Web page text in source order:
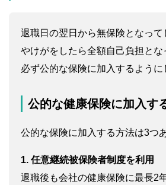
退職日の翌日から無保険となっ
やけがをしたら全額自己負担とな
必ず公的な保険に加入するように
公的な健康保険に加入す
公的な保険に加入する方法は3つ
1. 任意継続被保険者制度を利用
退職後も会社の健康保険に最長2